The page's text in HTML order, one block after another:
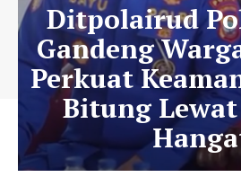
Ditpolairud
Gandeng
Perkuat
Bitung